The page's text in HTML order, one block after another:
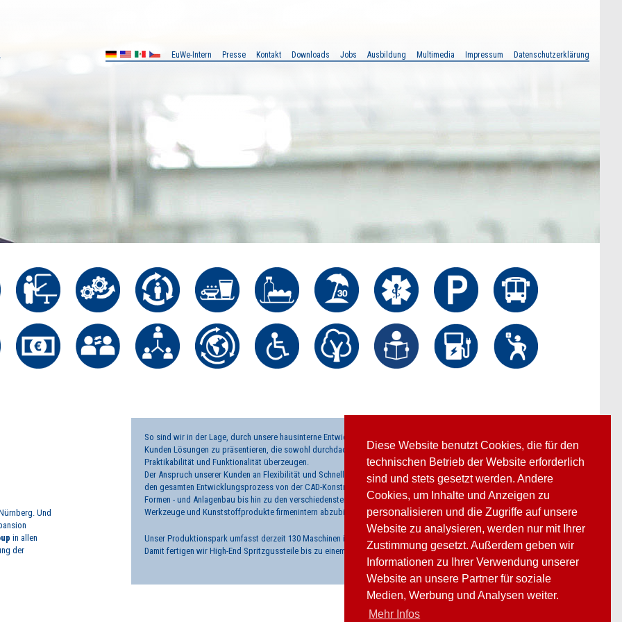
Diese Website benutzt Cookies, die für den
technischen Betrieb der Website erforderlich
sind und stets gesetzt werden. Andere
Cookies, um Inhalte und Anzeigen zu
personalisieren und die Zugriffe auf unsere
Website zu analysieren, werden nur mit Ihrer
Zustimmung gesetzt. Außerdem geben wir
Informationen zu Ihrer Verwendung unserer
Website an unsere Partner für soziale
Medien, Werbung und Analysen weiter.
Mehr Infos
Und
in allen
der
So sind wir in der Lage, durch unsere hausinterne Entwicklungsabteilung unseren
Kunden Lösungen zu präsentieren, die sowohl durchdacht sind als auch in puncto
Praktikabilität und Funktionalität überzeugen.
Der Anspruch unserer Kunden an Flexibilität und Schnelligkeit hat uns dazu bewogen,
den gesamten Entwicklungsprozess von der CAD-Konstruktion, über den Prototypen-,
Formen - und Anlagenbau bis hin zu den verschiedensten Prüfmöglichkeiten der
Werkzeuge und Kunststoffprodukte firmenintern abzubilden.
Unser Produktionspark umfasst derzeit 130 Maschinen im Bereich von 50 bis 2.300t.
Damit fertigen wir High-End Spritzgussteile bis zu einem Gewicht von 4.000g.
EuWe-Intern Presse Kontakt Downloads Jobs Ausbildung Multimedia Impressum Datenschutzerklärung